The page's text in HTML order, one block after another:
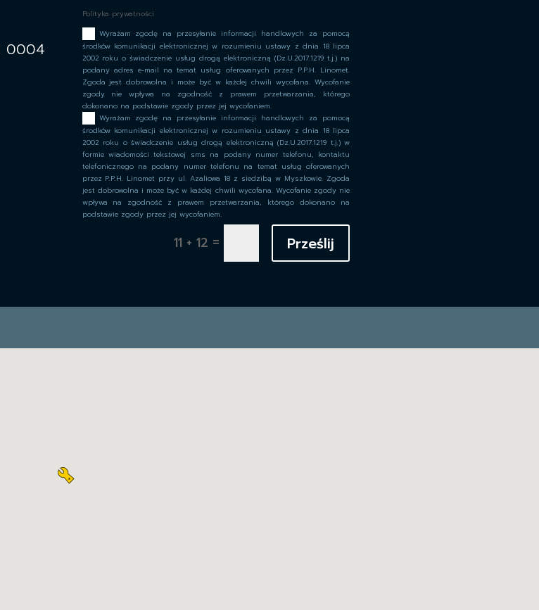
0004
Polityka prywatności
Wyrażam zgodę na przesyłanie informacji handlowych za pomocą
środków komunikacji elektronicznej w rozumieniu ustawy z dnia 18 lipca
2002 roku o świadczenie usług drogą elektroniczną (Dz.U.2017.1219 t.j.) na
podany adres e-mail na temat usług oferowanych przez P.P.H. Linomet.
Zgoda jest dobrowolna i może być w każdej chwili wycofana. Wycofanie
zgody nie wpływa na zgodność z prawem przetwarzania, którego
dokonano na podstawie zgody przez jej wycofaniem.
Wyrażam zgodę na przesyłanie informacji handlowych za pomocą
środków komunikacji elektronicznej w rozumieniu ustawy z dnia 18 lipca
2002 roku o świadczenie usług drogą elektroniczną (Dz.U.2017.1219 t.j.) w
formie wiadomości tekstowej sms na podany numer telefonu, kontaktu
telefonicznego na podany numer telefonu na temat usług oferowanych
przez P.P.H. Linomet przy ul. Azaliowa 18 z siedzibą w Myszkowie. Zgoda
jest dobrowolna i może być w każdej chwili wycofana. Wycofanie zgody nie
wpływa na zgodność z prawem przetwarzania, którego dokonano na
podstawie zgody przez jej wycofaniem.
11 + 12 = Prześlij